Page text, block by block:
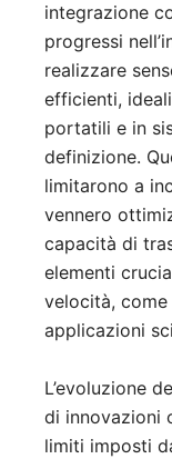
integrazione
progressi
realizzare
efficienti,
portatili e in
definizione.
limitarono a
vennero
capacità di
elementi
velocità,
applicazioni
L’evoluzione
di innovazioni
limiti imposti